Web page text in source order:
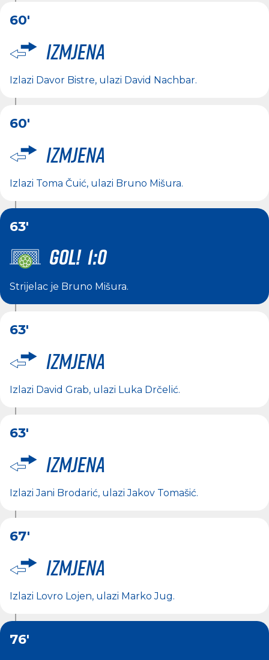
60'
Izmjena
Izlazi Davor Bistre, ulazi David Nachbar.
60'
Izmjena
Izlazi Toma Čuić, ulazi Bruno Mišura.
63'
GOL! 1:0
Strijelac je Bruno Mišura.
63'
Izmjena
Izlazi David Grab, ulazi Luka Drčelić.
63'
Izmjena
IzlaziJani Brodarić, ulaziJakov Tomašić.
67'
Izmjena
Izlazi Lovro Lojen, ulazi Marko Jug.
76'